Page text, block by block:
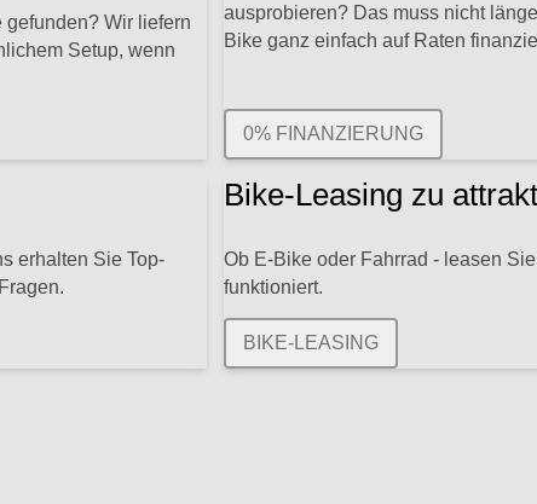
Wir liefern
Setup, wenn
ausprobieren? Das muss nicht
Bike ganz einfach auf Raten
0% FINANZIERUNG
erhalten Sie Top-
Bike-Leasing zu
Ob E-Bike oder Fahrrad - leasen
funktioniert.
BIKE-LEASING